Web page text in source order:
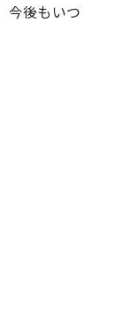
今後もいつ